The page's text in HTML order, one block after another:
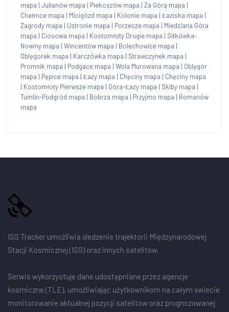
mapa | Julianów mapa | Piekoszów mapa | Za Górą mapa |
Chełmce mapa | Micigózd mapa | Kolonie mapa | Łaziska mapa |
Zagrody mapa | Ustronie mapa | Porzecze mapa | Miedziana Góra
mapa | Ciosowa mapa | Kostomłoty Drugie mapa | Sitkówka-
Nowiny mapa | Wincentów mapa | Bolechowice mapa |
Oblęgorek mapa | Karczówka mapa | Strawczynek mapa |
Promnik mapa | Podgace mapa | Wola Murowana mapa | Oblęgór
mapa | Pępice mapa | Łazy mapa | Chęciny mapa | Chęciny mapa
| Kostomłoty Pierwsze mapa | Góra-Łazy mapa | Skiby mapa |
Tumlin-Podgród mapa | Bobrza mapa | Przyjmo mapa | Romanów
mapa
ISS Tracker umożliwia śledzenie trajektorii Międzynarodowej
Stacji Kosmicznej (ISS) oraz innych satelitów.
Serwis wykorzystuje dane udostępniane przez agencje
kosmiczne (TLE), umożliwiając użytkownikom na całym świecie
monitorowanie aktualnej pozycji satelitów oraz prognozowanej